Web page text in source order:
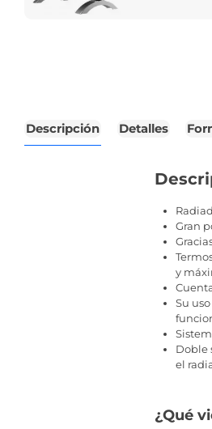
Descripción Detalles
Gran
y
Su
Doble
el
¿Qué